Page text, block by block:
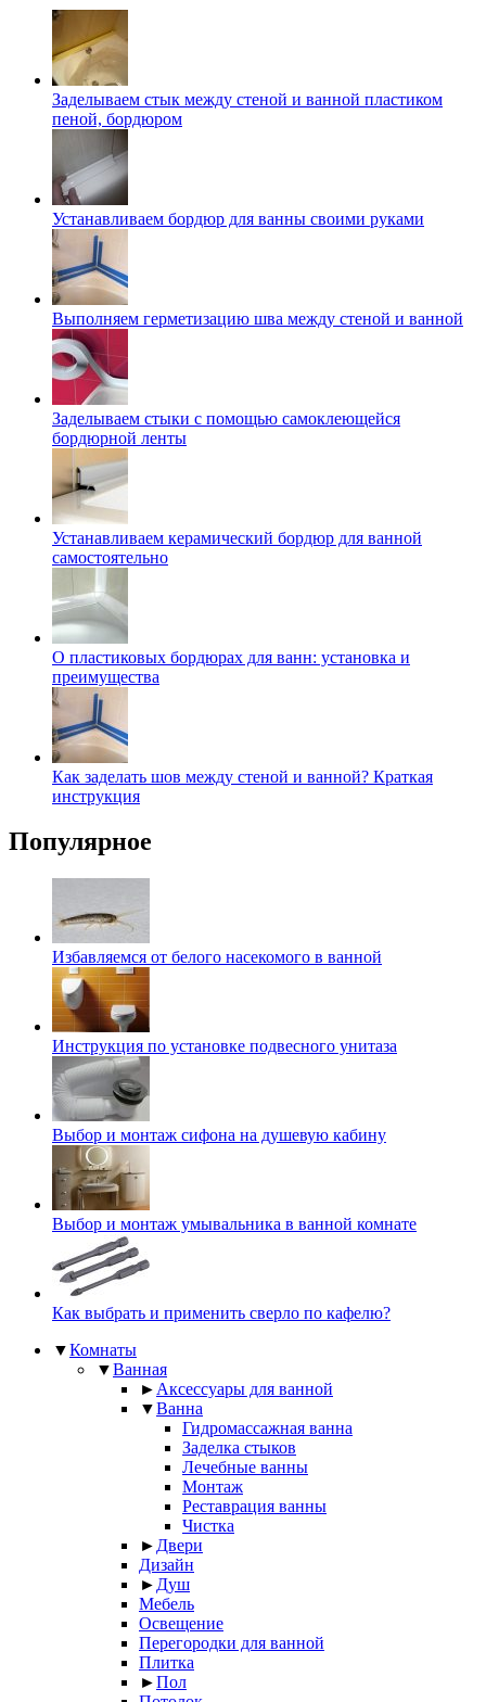
Заделываем стык между стеной и ванной пластиком
пеной, бордюром
Устанавливаем бордюр для ванны своими руками
Выполняем герметизацию шва между стеной и ванной
Заделываем стыки с помощью самоклеющейся
бордюрной ленты
Устанавливаем керамический бордюр для ванной
самостоятельно
О пластиковых бордюрах для ванн: установка и
преимущества
Как заделать шов между стеной и ванной? Краткая
инструкция
Популярное
Избавляемся от белого насекомого в ванной
Инструкция по установке подвесного унитаза
Выбор и монтаж сифона на душевую кабину
Выбор и монтаж умывальника в ванной комнате
Как выбрать и применить сверло по кафелю?
▼Комнаты
▼Ванная
► Аксессуары для ванной
▼Ванна
Гидромассажная ванна
Заделка стыков
Лечебные ванны
Монтаж
Реставрация ванны
Чистка
► Двери
Дизайн
► Душ
Мебель
Освещение
Перегородки для ванной
Плитка
►Пол